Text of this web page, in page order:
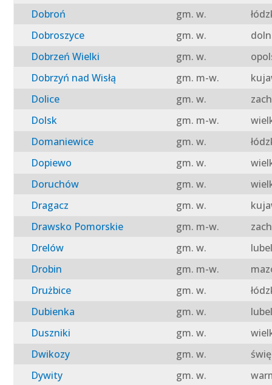
Dobroń
gm. w.
Dobroszyce
gm. w.
Dobrzeń Wielki
gm. w.
Dobrzyń nad Wisłą
gm. m-w.
Dolice
gm. w.
Dolsk
gm. m-w.
Domaniewice
gm. w.
Dopiewo
gm. w.
Doruchów
gm. w.
Dragacz
gm. w.
Drawsko Pomorskie
gm. m-w.
Drelów
gm. w.
Drobin
gm. m-w.
Drużbice
gm. w.
Dubienka
gm. w.
Duszniki
gm. w.
Dwikozy
gm. w.
Dywity
gm. w.